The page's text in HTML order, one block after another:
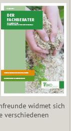
widmet sich
verschiedenen